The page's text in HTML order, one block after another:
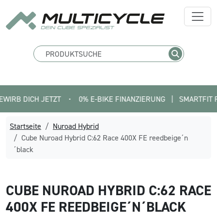
JETZT • 0% E-BIKE FINANZIERUNG   |   SMARTFIT FINDE
Startseite
Nuroad Hybrid
Cube Nuroad Hybrid C:62 Race 400X FE reedbeige´n
´black
CUBE NUROAD HYBRID C:62 RACE
400X FE REEDBEIGE´N´BLACK